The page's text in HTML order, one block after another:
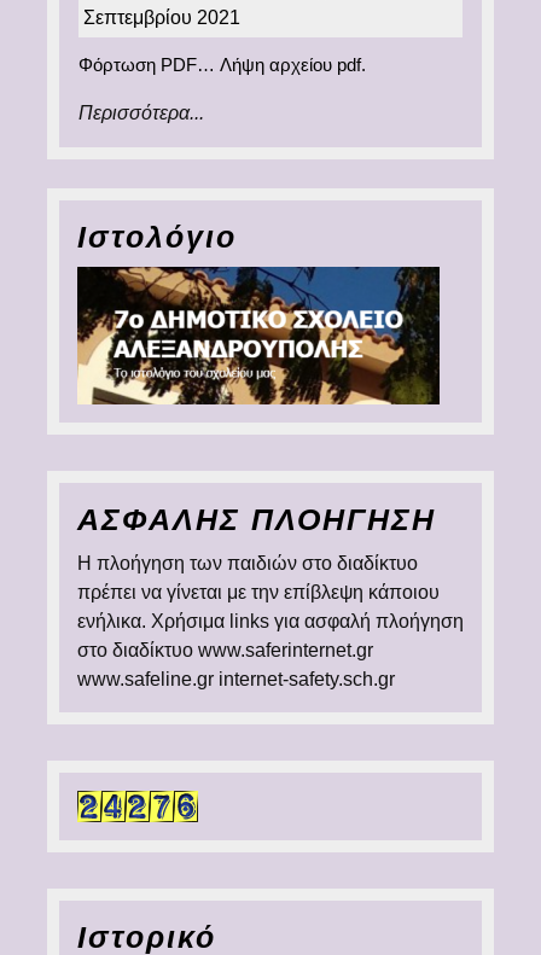
ΜΑΡΙΑ
Σεπτεμβρίου 2021
2021
Φόρτωση PDF… Λήψη αρχείου pdf.
Περισσότερα...
Ιστολόγιο
ΑΣΦΑΛΗΣ ΠΛΟΗΓΗΣΗ
Η πλοήγηση των παιδιών στο διαδίκτυο
πρέπει να γίνεται με την επίβλεψη κάποιου
ενήλικα. Χρήσιμα links για ασφαλή πλοήγηση
στο διαδίκτυο www.saferinternet.gr
www.safeline.gr internet-safety.sch.gr
Ιστορικό